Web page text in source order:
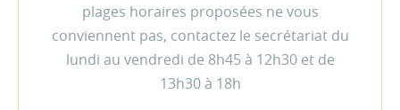
plages horaires proposées ne vous
conviennent pas, contactez le secrétariat du
lundi au vendredi de 8h45 à 12h30 et de
13h30 à 18h